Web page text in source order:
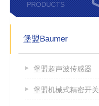
PRODUCTS
堡盟Baumer
堡盟超声波传感器
堡盟机械式精密开关